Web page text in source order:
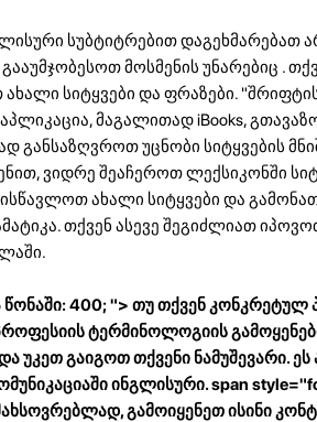
სუბტიტრებით
მოსმენის უნარებიც .
სიტყვები და ფრაზები.
მაგალითად iBooks,
უცნობი სიტყვების
ვიდრე შეაჩეროთ ლექსიკონში
ახალი სიტყვები და
თქვენ ასევე შეგიძლიათ
400; "> თუ თქვენ კონკრეტულ
ტერმინოლოგიის
გაიგოთ თქვენი ნამუშევარი. ეს
ინგლისური. span
გამოიყენეთ ისინი